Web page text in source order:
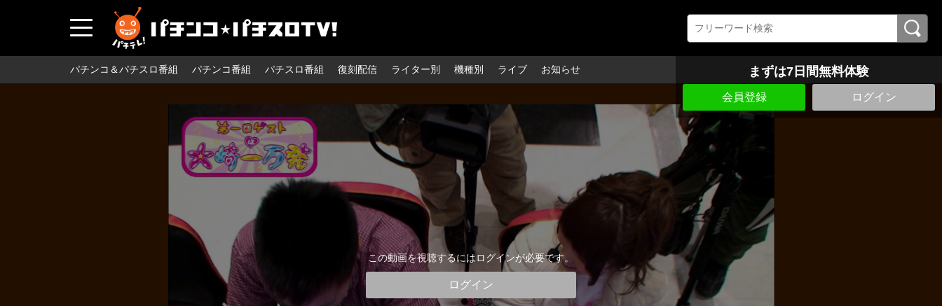
パチンコ＆パチスロ番組 パチンコ番組 パチスロ番組 復刻配信 ライター別 機種別 ライブ お知らせ まずは7日間無料体験
会員登録 ログイン
この動画を視聴するにはログインが必要です。
ログイン